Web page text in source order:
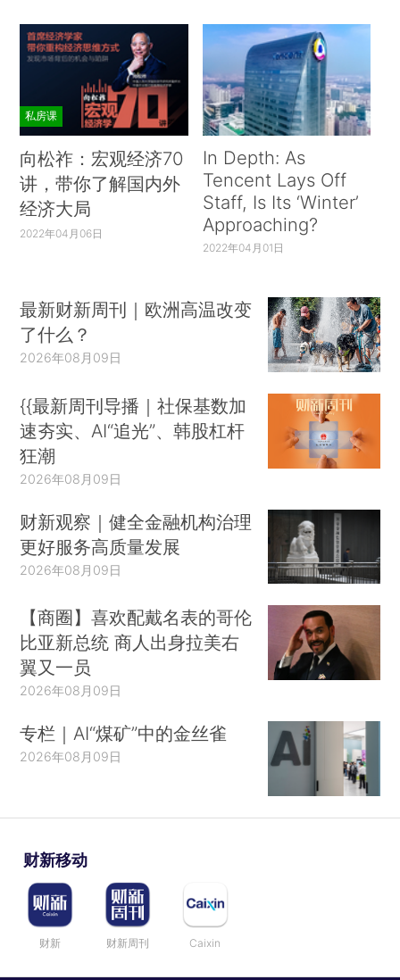
私房课
向松祚：宏观经济70
讲，带你了解国内外
经济大局
2022年04月06日
In Depth: As
Tencent Lays Off
Staff, Is Its ‘Winter’
Approaching?
2022年04月01日
最新财新周刊｜欧洲高温改变
了什么？
2026年08月09日
{{最新周刊导播｜社保基数加
速夯实、AI“追光”、韩股杠杆
狂潮
2026年08月09日
财新观察｜健全金融机构治理
更好服务高质量发展
2026年08月09日
【商圈】喜欢配戴名表的哥伦
比亚新总统 商人出身拉美右
翼又一员
2026年08月09日
专栏｜AI“煤矿”中的金丝雀
2026年08月09日
财新移动
财新 财新周刊 Caixin